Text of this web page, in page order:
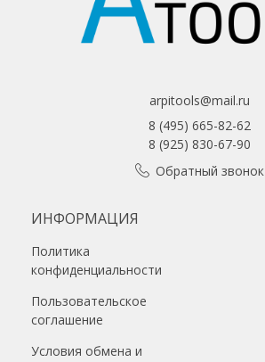
arpitools@mail.ru
8 (495) 665-82-62
8 (925) 830-67-90
Обратный звонок
ИНФОРМАЦИЯ
Политика
конфиденциальности
Пользовательское
соглашение
Условия обмена и